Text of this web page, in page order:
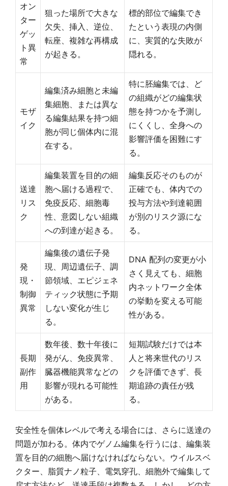
オン
ター
ゲッ
ト異
常
狙った場所で大きな
欠失、挿入、逆位、
転座、複雑な再構成
が起きる。
標的部位で編集でき
たという表現の内側
に、実質的な失敗が
隠れる。
モザ
イク
編集済み細胞と未編
集細胞、または異な
る編集結果を持つ細
胞が同じ個体内に混
在する。
特に胚編集では、ど
の組織がどの編集状
態を持つかを予測し
にくくし、全身への
影響評価を困難にす
る。
送達
リス
ク
編集装置を目的の細
胞へ届ける過程で、
免疫反応、細胞毒
性、意図しない組織
への到達が起きる。
編集反応そのものが
正確でも、体内での
投与方法や到達範囲
が別のリスク源にな
る。
発
現・
制御
異常
編集後の遺伝子発
現、周辺遺伝子、調
節領域、エピジェネ
ティック状態に予期
しない変化が生じ
る。
DNA 配列の変更が小
さく見えても、細胞
内ネットワーク全体
の挙動を変える可能
性がある。
長期
副作
用
数年後、数十年後に
発がん、免疫異常、
臓器機能異常などの
影響が現れる可能性
がある。
短期試験だけでは本
人と将来世代のリス
クを評価できず、長
期追跡の責任が残
る。
安全性を個体レベルで考える場合には、さらに送達の
問題が加わる。体内でゲノム編集を行うには、編集装
置を目的の細胞へ届けなければならない。ウイルスベ
クター、脂質ナノ粒子、電気穿孔、細胞外で編集して